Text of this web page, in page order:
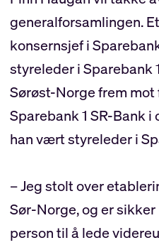
generalforsamlingen.
konsernsjef i
styreleder i Sparebank 1
Sørøst-Norge frem mot
Sparebank 1 SR-Bank
han vært styreleder i
– Jeg stolt over
Sør-Norge, og er
person til å lede